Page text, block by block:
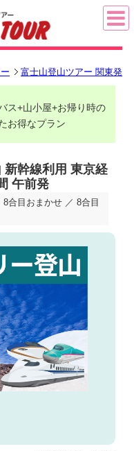
富士山登山ツアー 関東発
ス+山小屋+お帰り時の
お得なプラン
新幹線利用 東京経
午前発
合目おまかせ ／ 8合目